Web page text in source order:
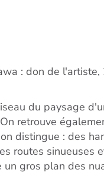
: don de
du paysage
retrouve
distingue : des
routes sinueuses
gros plan des